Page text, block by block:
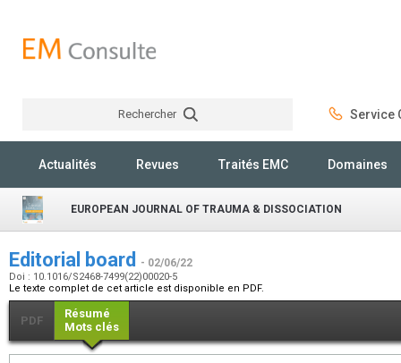
Rechercher Service
Actualités Revues Traités EMC Domaines
EUROPEAN JOURNAL OF TRAUMA & DISSOCIATION
Editorial board - 02/06/22
Doi : 10.1016/S2468-7499(22)00020-5
Le texte complet de cet article est disponible en PDF.
PDF
Résumé
Mots clés